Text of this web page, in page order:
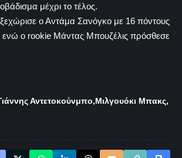
μέχρι το τέλος.
ο Αντάμα Σανόγκο με 16 πόντους
ενώ ο rookie Μάντας Μπουζέλις πρόσθεσε
Αντετοκούνμπο Μιλγουόκι Μπακς